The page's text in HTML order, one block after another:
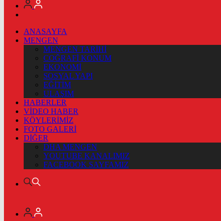
ANASAYFA
MENGEN
MENGEN TARİHİ
COĞRAFİ KONUM
EKONOMİ
SOSYAL YAPI
EĞİTİM
ULAŞIM
HABERLER
VİDEO HABER
KÖYLERİMİZ
FOTO GALERİ
DİĞER
DHA MENGEN
YOUTUBE KANALIMIZ
FACEBOOK SAYFAMIZ